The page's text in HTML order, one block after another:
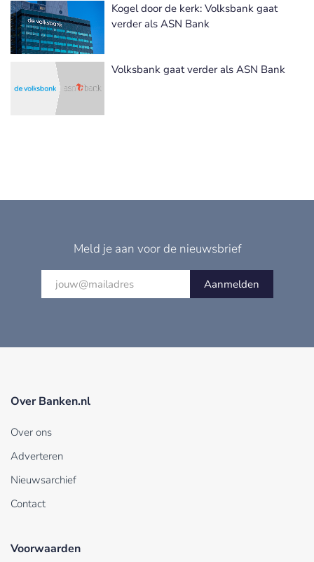
Kogel door de kerk: Volksbank gaat
verder als ASN Bank
Volksbank gaat verder als ASN Bank
Meld je aan voor de nieuwsbrief
Aanmelden
Over Banken.nl
Over ons
Adverteren
Nieuwsarchief
Contact
Voorwaarden